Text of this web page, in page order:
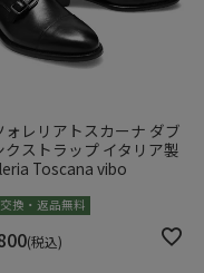
ォレリアトスカーナ ダブ
クストラップ イタリア製
Toscana vibo
換・返品無料
税込